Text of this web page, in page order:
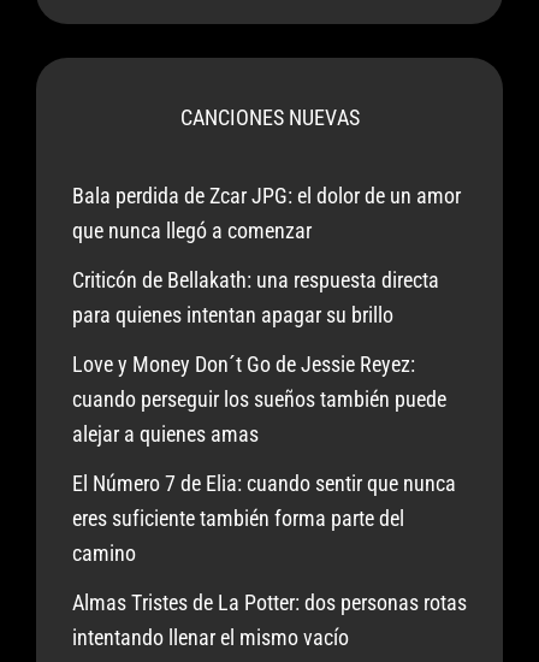
CANCIONES NUEVAS
Bala perdida de Zcar JPG: el dolor de un amor
que nunca llegó a comenzar
Criticón de Bellakath: una respuesta directa
para quienes intentan apagar su brillo
Love y Money Don´t Go de Jessie Reyez:
cuando perseguir los sueños también puede
alejar a quienes amas
El Número 7 de Elia: cuando sentir que nunca
eres suficiente también forma parte del
camino
Almas Tristes de La Potter: dos personas rotas
intentando llenar el mismo vacío